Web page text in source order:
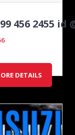
456 2455 id
DETAILS